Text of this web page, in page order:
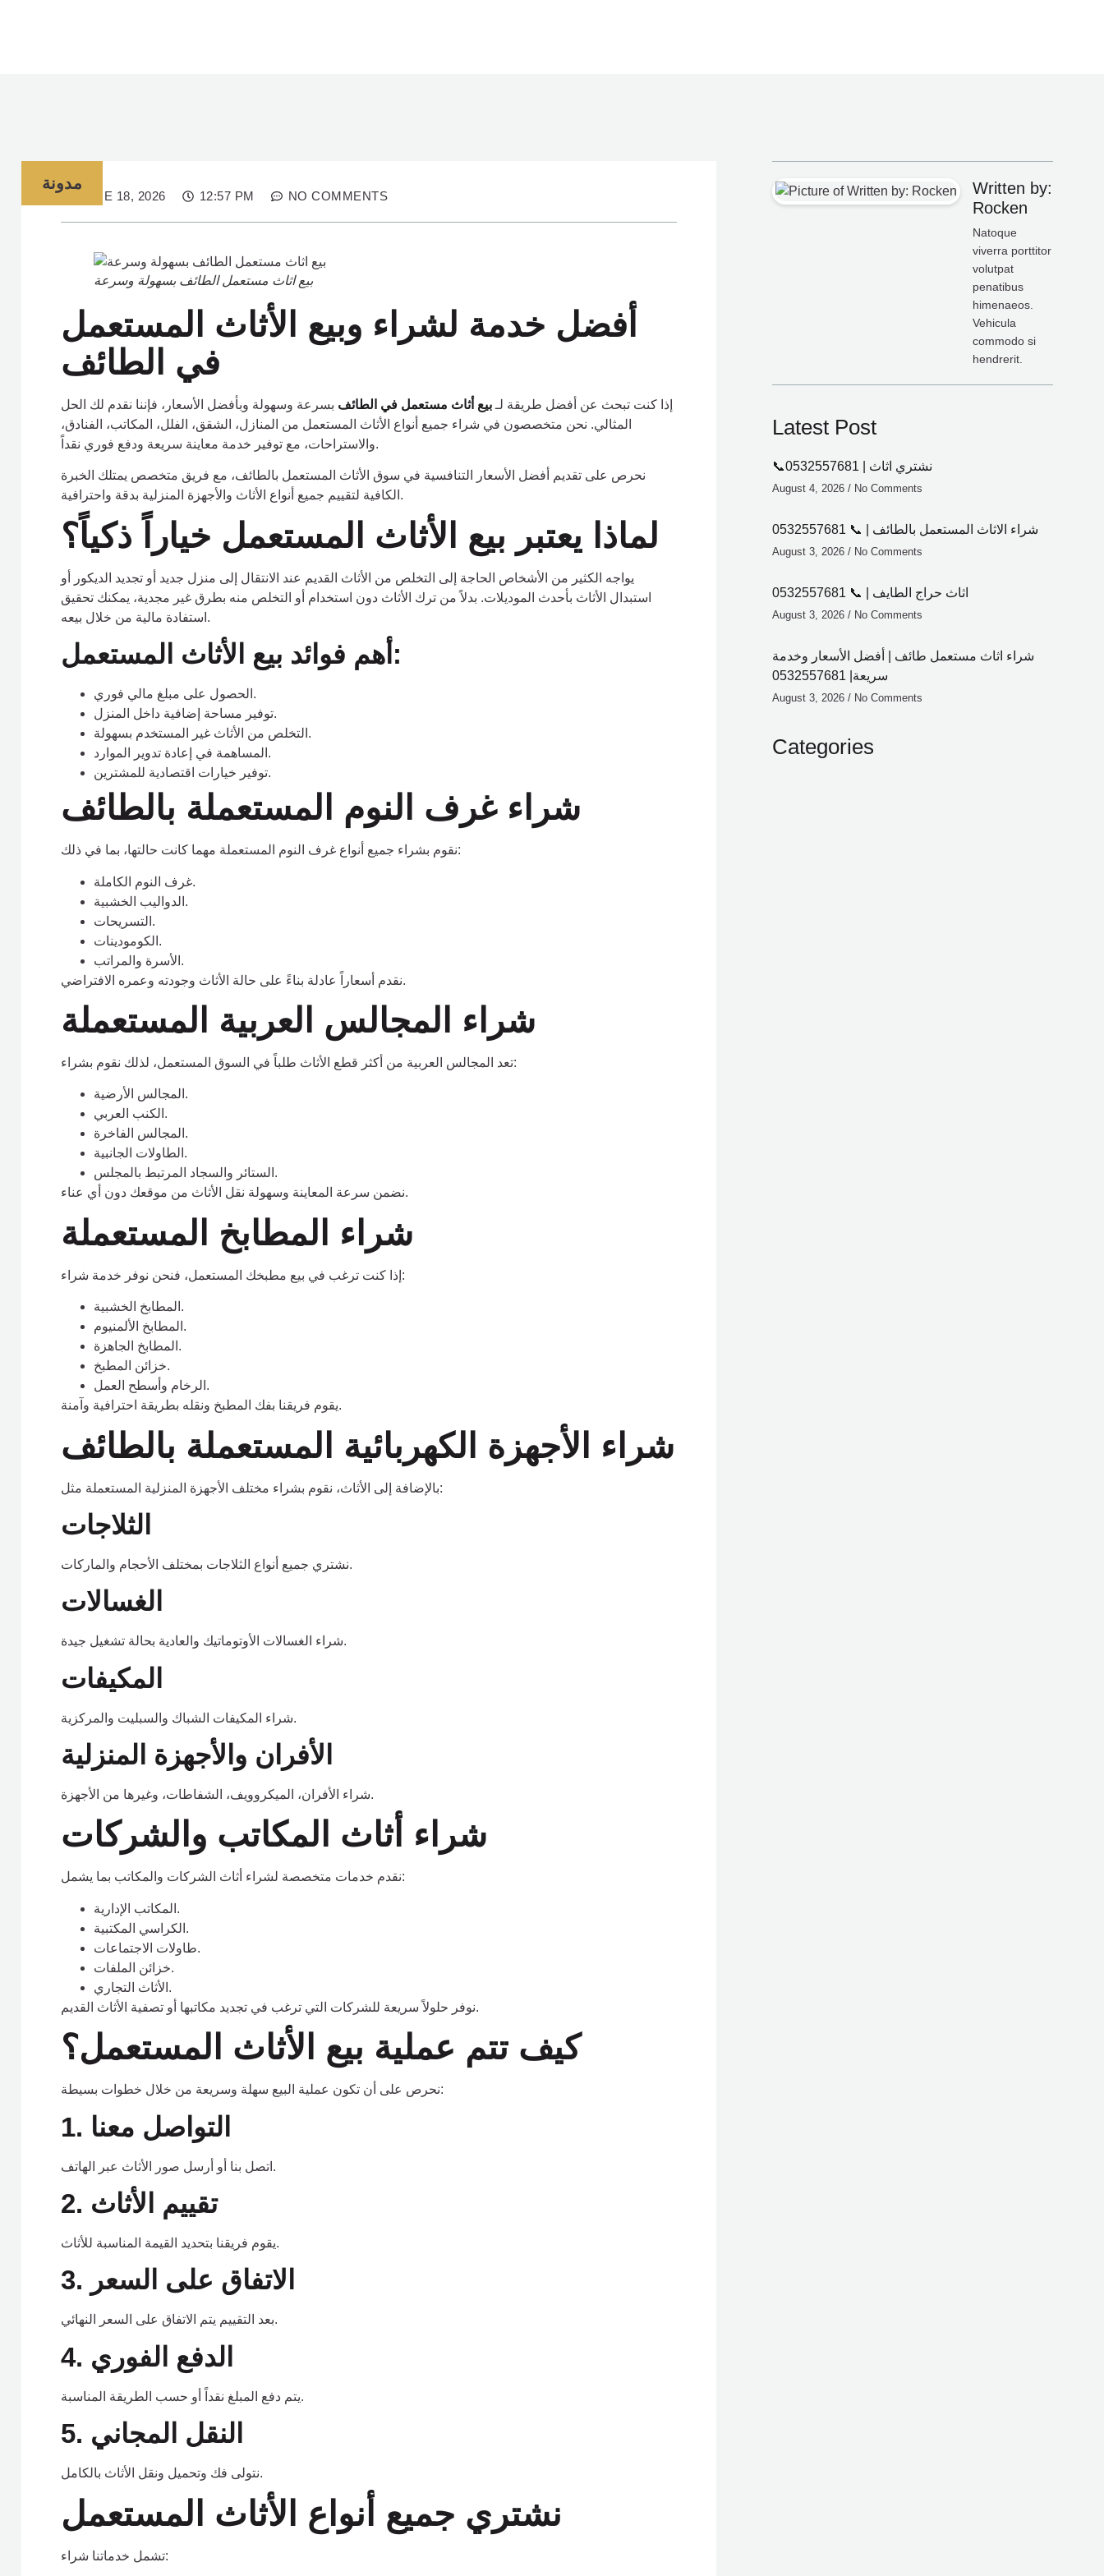
مدونة
JUNE 18, 2026 12:57 PM NO COMMENTS
بيع اثاث مستعمل الطائف بسهولة وسرعة
أفضل خدمة لشراء وبيع الأثاث المستعمل
في الطائف
إذا كنت تبحث عن أفضل طريقة لـ بيع أثاث مستعمل في الطائف بسرعة وسهولة وبأفضل الأسعار، فإننا نقدم لك الحل
المثالي. نحن متخصصون في شراء جميع أنواع الأثاث المستعمل من المنازل، الشقق، الفلل، المكاتب، الفنادق،
والاستراحات، مع توفير خدمة معاينة سريعة ودفع فوري نقداً.
نحرص على تقديم أفضل الأسعار التنافسية في سوق الأثاث المستعمل بالطائف، مع فريق متخصص يمتلك الخبرة
الكافية لتقييم جميع أنواع الأثاث والأجهزة المنزلية بدقة واحترافية.
لماذا يعتبر بيع الأثاث المستعمل خياراً ذكياً؟
يواجه الكثير من الأشخاص الحاجة إلى التخلص من الأثاث القديم عند الانتقال إلى منزل جديد أو تجديد الديكور أو
استبدال الأثاث بأحدث الموديلات. بدلاً من ترك الأثاث دون استخدام أو التخلص منه بطرق غير مجدية، يمكنك تحقيق
استفادة مالية من خلال بيعه.
أهم فوائد بيع الأثاث المستعمل:
الحصول على مبلغ مالي فوري.
توفير مساحة إضافية داخل المنزل.
التخلص من الأثاث غير المستخدم بسهولة.
المساهمة في إعادة تدوير الموارد.
توفير خيارات اقتصادية للمشترين.
شراء غرف النوم المستعملة بالطائف
نقوم بشراء جميع أنواع غرف النوم المستعملة مهما كانت حالتها، بما في ذلك:
غرف النوم الكاملة.
الدواليب الخشبية.
التسريحات.
الكومودينات.
الأسرة والمراتب.
نقدم أسعاراً عادلة بناءً على حالة الأثاث وجودته وعمره الافتراضي.
شراء المجالس العربية المستعملة
تعد المجالس العربية من أكثر قطع الأثاث طلباً في السوق المستعمل، لذلك نقوم بشراء:
المجالس الأرضية.
الكنب العربي.
المجالس الفاخرة.
الطاولات الجانبية.
الستائر والسجاد المرتبط بالمجلس.
نضمن سرعة المعاينة وسهولة نقل الأثاث من موقعك دون أي عناء.
شراء المطابخ المستعملة
إذا كنت ترغب في بيع مطبخك المستعمل، فنحن نوفر خدمة شراء:
المطابخ الخشبية.
المطابخ الألمنيوم.
المطابخ الجاهزة.
خزائن المطبخ.
الرخام وأسطح العمل.
يقوم فريقنا بفك المطبخ ونقله بطريقة احترافية وآمنة.
شراء الأجهزة الكهربائية المستعملة بالطائف
بالإضافة إلى الأثاث، نقوم بشراء مختلف الأجهزة المنزلية المستعملة مثل:
الثلاجات
نشتري جميع أنواع الثلاجات بمختلف الأحجام والماركات.
الغسالات
شراء الغسالات الأوتوماتيك والعادية بحالة تشغيل جيدة.
المكيفات
شراء المكيفات الشباك والسبليت والمركزية.
الأفران والأجهزة المنزلية
شراء الأفران، الميكروويف، الشفاطات، وغيرها من الأجهزة.
شراء أثاث المكاتب والشركات
نقدم خدمات متخصصة لشراء أثاث الشركات والمكاتب بما يشمل:
المكاتب الإدارية.
الكراسي المكتبية.
طاولات الاجتماعات.
خزائن الملفات.
الأثاث التجاري.
نوفر حلولاً سريعة للشركات التي ترغب في تجديد مكاتبها أو تصفية الأثاث القديم.
كيف تتم عملية بيع الأثاث المستعمل؟
نحرص على أن تكون عملية البيع سهلة وسريعة من خلال خطوات بسيطة:
1. التواصل معنا
اتصل بنا أو أرسل صور الأثاث عبر الهاتف.
2. تقييم الأثاث
يقوم فريقنا بتحديد القيمة المناسبة للأثاث.
3. الاتفاق على السعر
بعد التقييم يتم الاتفاق على السعر النهائي.
4. الدفع الفوري
يتم دفع المبلغ نقداً أو حسب الطريقة المناسبة.
5. النقل المجاني
نتولى فك وتحميل ونقل الأثاث بالكامل.
نشتري جميع أنواع الأثاث المستعمل
تشمل خدماتنا شراء:
Written by:
Rocken
Natoque
viverra porttitor
volutpat
penatibus
himenaeos.
Vehicula
commodo si
hendrerit.
Latest Post
📞0532557681 | نشتري اثاث
August 4, 2026 No Comments
شراء الاثاث المستعمل بالطائف | 📞 0532557681
August 3, 2026 No Comments
اثاث حراج الطايف | 📞 0532557681
August 3, 2026 No Comments
شراء اثاث مستعمل طائف | أفضل الأسعار وخدمة
سريعة| 0532557681
August 3, 2026 No Comments
Categories